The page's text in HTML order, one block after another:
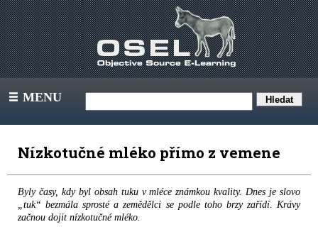
III MENU
Nízkotučné mléko přímo z vemene
Byly časy, kdy byl obsah tuku v mléce známkou kvality. Dnes je slovo
„tuk“ bezmála sprosté a zemědělci se podle toho brzy zařídí. Krávy
začnou dojit nízkotučné mléko.